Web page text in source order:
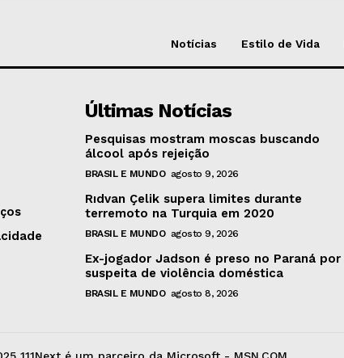
Notícias Estilo de Vida
Últimas Notícias
Pesquisas mostram moscas buscando
álcool após rejeição
BRASIL E MUNDO agosto 9, 2026
Rıdvan Çelik supera limites durante
terremoto na Turquia em 2020
BRASIL E MUNDO agosto 9, 2026
Ex-jogador Jadson é preso no Paraná por
suspeita de violência doméstica
BRASIL E MUNDO agosto 8, 2026
111Next é um parceiro da Microsoft - MSN.COM